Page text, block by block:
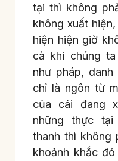
tại thì không
không xuất
hiện hiện giờ
cả khi chúng
như pháp,
chỉ là ngôn từ
của cái đang
những thực
thanh thì không
khoảnh khắc